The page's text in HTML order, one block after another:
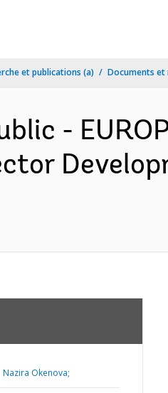
et publications (a) Documents et
-
Nazira Okenova;